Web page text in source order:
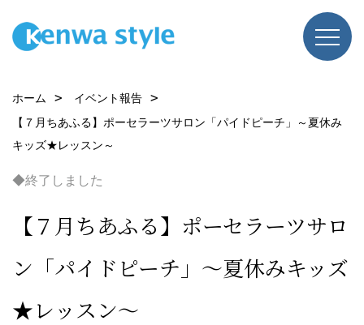
ホーム
イベント報告
【７月ちあふる】ポーセラーツサロン「パイドピーチ」～夏休み
キッズ★レッスン～
◆終了しました
【７月ちあふる】ポーセラーツサロ
ン「パイドピーチ」～夏休みキッズ
★レッスン～